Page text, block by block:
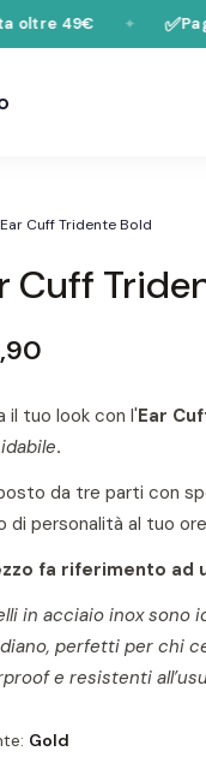
49€ ✦ ✅ Paga
Ear Cuff Tridente Bold
Cuff
il tuo look con l'Ear
.
da tre parti con
di personalità al tuo
fa riferimento ad
in acciaio inox sono
perfetti per chi
e resistenti
Gold